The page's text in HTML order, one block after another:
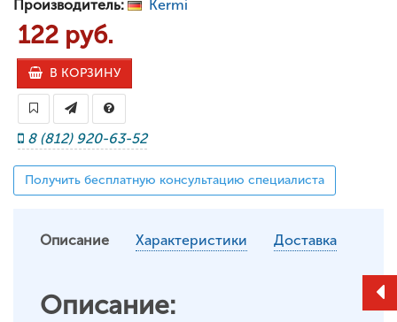
Производитель:
Kermi
122 руб.
В КОРЗИНУ
8 (812) 920-63-52
Получить бесплатную консультацию специалиста
Описание Характеристики Доставка
Описание: